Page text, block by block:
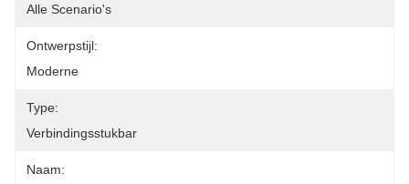
Alle Scenario's
Ontwerpstijl:
Moderne
Type:
Verbindingsstukbar
Naam: